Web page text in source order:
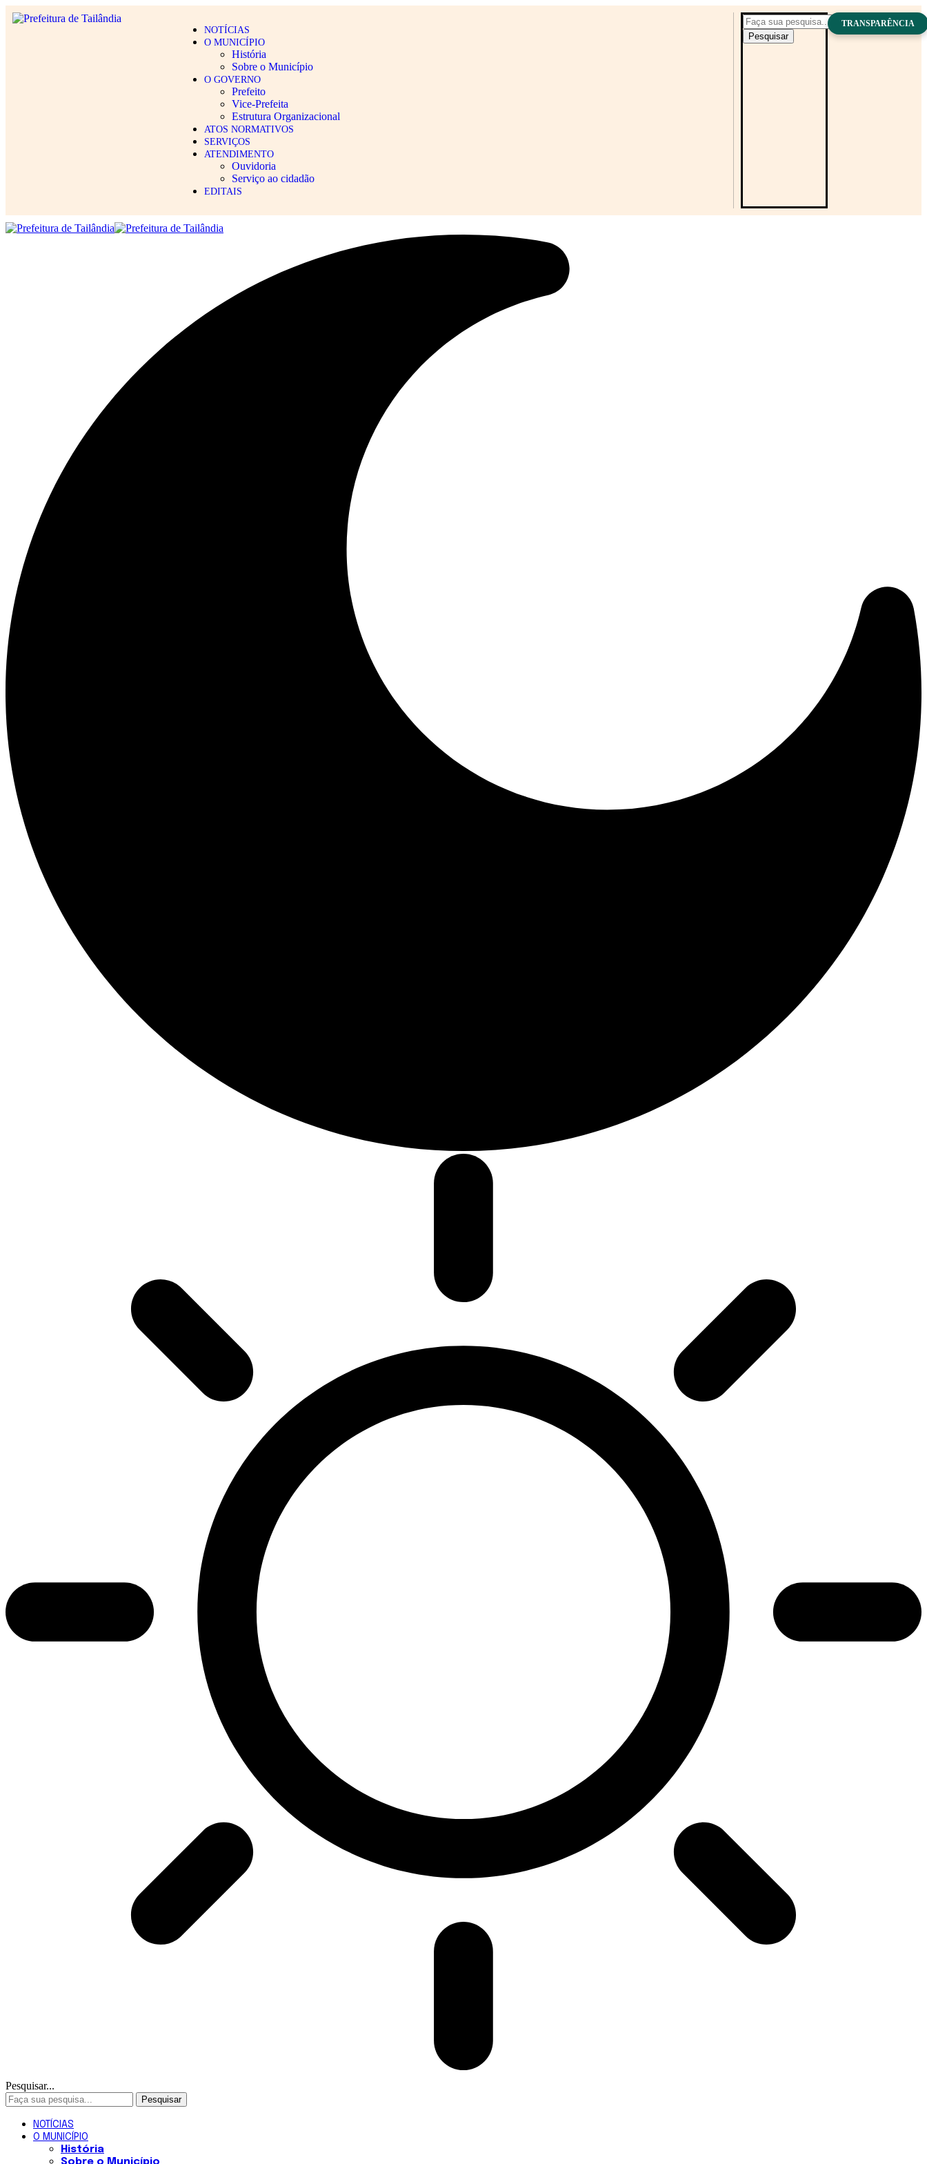
NOTÍCIAS
O MUNICÍPIO
História
Sobre o Município
O GOVERNO
Prefeito
Vice-Prefeita
Estrutura Organizacional
ATOS NORMATIVOS
SERVIÇOS
ATENDIMENTO
Ouvidoria
Serviço ao cidadão
EDITAIS
TRANSPARÊNCIA
Pesquisar...
NOTÍCIAS
O MUNICÍPIO
História